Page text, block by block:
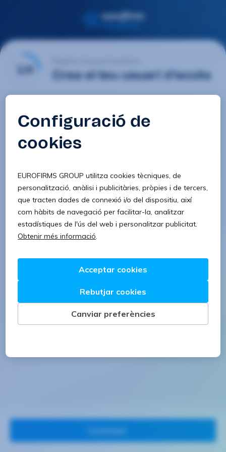
1/4 Crea el teu usuari d'accés
Contrasenya
Confirmar contrasenya
8 caràcters 1 lletra minúscula
1 lletra majúscula 1 número